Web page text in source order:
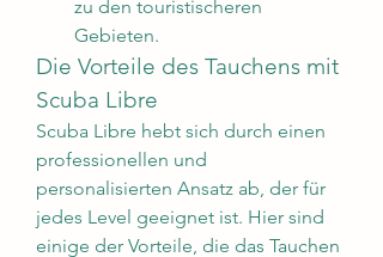
zu den touristischeren
Gebieten.
Die Vorteile des Tauchens mit
Scuba Libre
Scuba Libre hebt sich durch einen
professionellen und
personalisierten Ansatz ab, der für
jedes Level geeignet ist. Hier sind
einige der Vorteile, die das Tauchen